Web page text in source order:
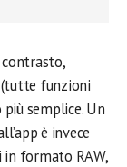
contrasto,
funzioni
semplice. Un
è invece
formato RAW,